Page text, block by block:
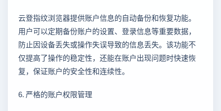
云登指纹浏览器提供账户信息的自动备份和恢复功能。
用户可以定期备份账户的设置、登录信息等重要数据，
防止因设备丢失或操作失误导致的信息丢失。该功能不
仅提高了操作的稳定性，还能在账户出现问题时快速恢
复，保证账户的安全性和连续性。
6. 严格的账户权限管理